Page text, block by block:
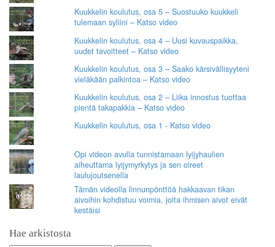
Kuukkelin koulutus, osa 5 – Suostuuko kuukkeli
tulemaan syliini – Katso video
Kuukkelin koulutus, osa 4 – Uusi kuvauspaikka,
uudet tavoitteet – Katso video
Kuukkelin koulutus, osa 3 – Saako kärsivällisyyteni
vieläkään palkintoa – Katso video
Kuukkelin koulutus, osa 2 – Liika innostus tuottaa
pientä takapakkia – Katso video
Kuukkelin koulutus, osa 1 - Katso video
Opi videon avulla tunnistamaan lyijyhaulien
aiheuttama lyijymyrkytys ja sen oireet
laulujoutsenella
Tämän videolla linnunpönttöä hakkaavan tikan
aivoihin kohdistuu voimia, joita ihmisen aivot eivät
kestäisi
Hae arkistosta